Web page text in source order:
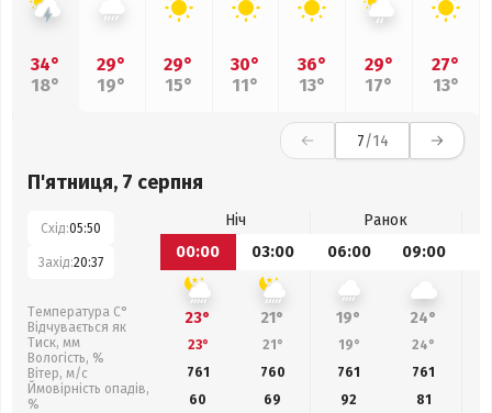
34°
18°
29°
19°
29°
15°
30°
11°
36°
13°
29°
17°
27°
13°
7/14
П'ятниця, 7 серпня
Схід:05:50
Захід:20:37
Температура С°
Відчувається як
Тиск, мм
Вологість, %
Вітер, м/с
Ймовірність опадів,
%
Ніч
Ранок
00:00
03:00 06:00 09:00
23° 21° 19° 24°
23° 21° 19° 24°
761
760 761 761
60
69 92 81